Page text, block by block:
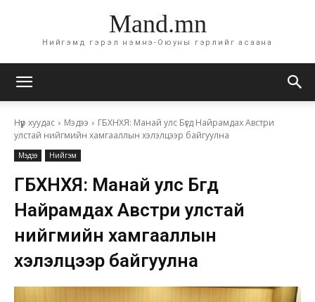
Mand.mn
Нийгэмд гэрэл нэмнэ-Оюуны гэрлийг асаана
Нүүр хуудас Мэдээ
ГБХНХЯ: Манай улс Бүгд Найрамдах Австри
улстай нийгмийн хамгааллын хэлэлцээр байгуулна
Мэдээ Нийгэм
ГБХНХЯ: Манай улс Бүгд
Найрамдах Австри улстай
нийгмийн хамгааллын
хэлэлцээр байгуулна